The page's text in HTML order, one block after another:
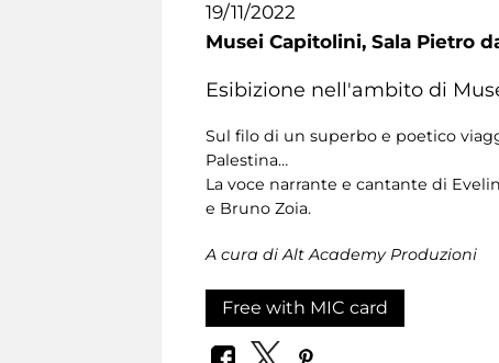
19/11/2022
Musei Capitolini, Sala Pietro
Esibizione nell'ambito di
Sul filo di un superbo e poetico
Palestina…
La voce narrante e cantante di
e Bruno Zoia.
A cura di Alt Academy Produzioni
Free with MIC card